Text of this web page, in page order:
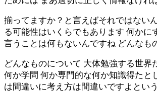
揃ってますか？と言えばそれではない
る可能性はいくらでもあります 何か
言うことは何もないんですね どんなも
どんなものについて 大体勉強する世
何か学問 何か専門的な何か知識得たと
は間違いに考え方は間違いですよとい